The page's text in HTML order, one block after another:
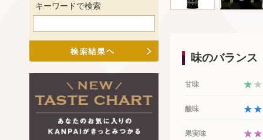
味のバランス
甘味
酸味
果実味
キーワードで検索